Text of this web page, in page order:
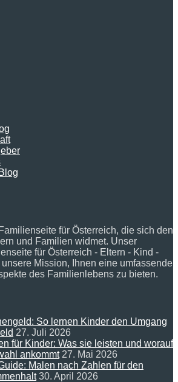
für Österreich, die sich den
und Familien widmet. Unser
für Österreich - Eltern - Kind -
Mission, Ihnen eine umfassende
des Familienlebens zu bieten.
So lernen Kinder den Umgang
27. Juli 2026
für Kinder: Was sie leisten und worauf
ankommt 27. Mai 2026
Malen nach Zahlen für den
30. April 2026